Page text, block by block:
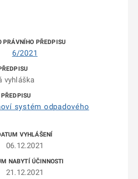
6/2021
vyhláška
systém odpadového
06.12.2021
21.12.2021